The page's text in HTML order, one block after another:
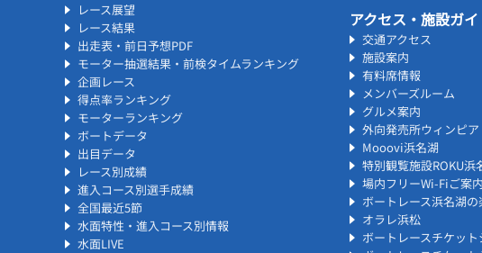
レース展望
レース結果
出走表・前日予想PDF
モーター抽選結果・前検タイムランキング
企画レース
得点率ランキング
モーターランキング
ボートデータ
出目データ
レース別成績
進入コース別選手成績
全国最近5節
水面特性・進入コース別情報
水面LIVE
アクセス・施設ガイ
交通アクセス
施設案内
有料席情報
メンバーズルーム
グルメ案内
外向発売所ウィンピア
Mooovi浜名湖
特別観覧施設ROKU浜
場内フリーWi-Fiご案内
ボートレース浜名湖
オラレ浜松
ボートレースチケッ